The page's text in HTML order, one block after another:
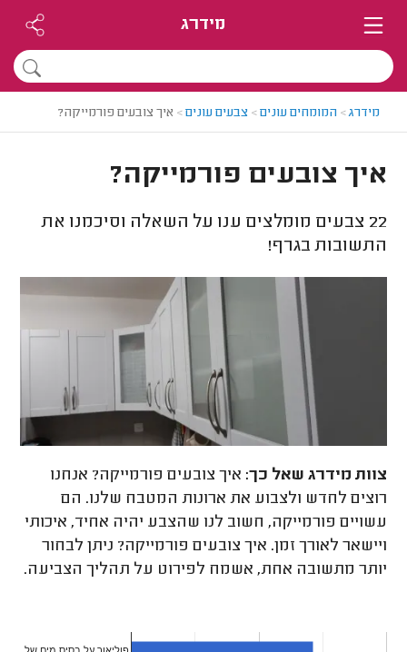
מידרג
מידרג> המומחים עונים> צבעים עונים> איך צובעים פורמייקה?
איך צובעים פורמייקה?
22 צבעים מומלצים ענו על השאלה וסיכמנו את
התשובות בגרף!
צוות מידרג שאל כך: איך צובעים פורמייקה? אנחנו
רוצים לחדש ולצבוע את ארונות המטבח שלנו. הם
עשויים פורמייקה, חשוב לנו שהצבע יהיה אחיד, איכותי
ויישאר לאורך זמן. איך צובעים פורמייקה? ניתן לבחור
יותר מתשובה אחת, אשמח לפירוט על תהליך הצביעה.